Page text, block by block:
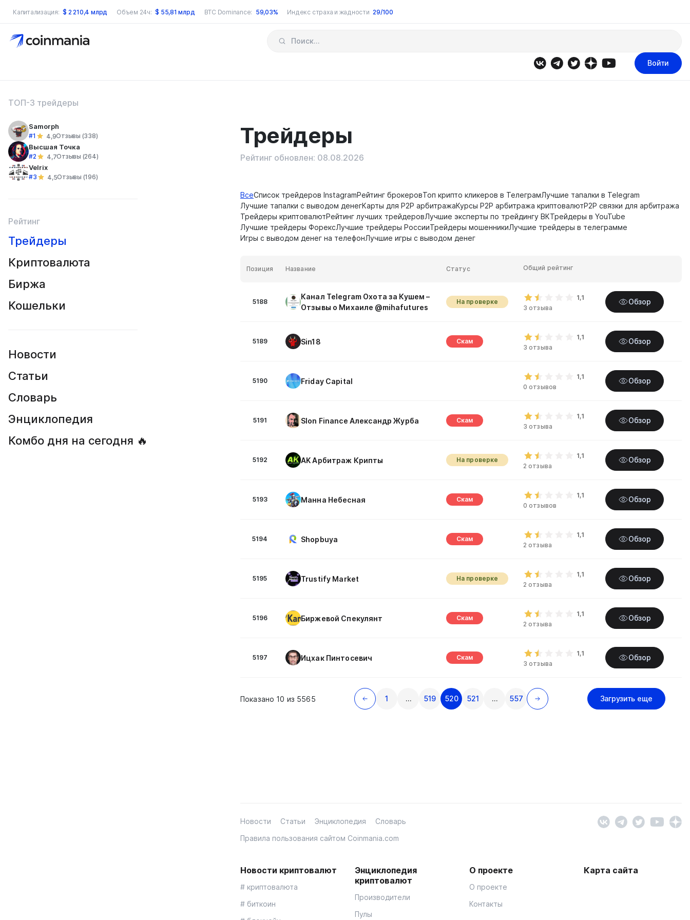
Капитализация: $ 2 210,4 млрд Объем 24ч: $ 55,81 млрд BTC Dominance: 59,03% Индекс страха и жадности 29/100
по сайту
Войти
ТОП-3 трейдеры
Samorph
#1 4,9Отзывы (338)
Высшая Точка
#2 4,7Отзывы (264)
Velrix
#3 4,5Отзывы (196)
Рейтинг
Трейдеры
Криптовалюта
Биржа
Кошельки
Новости
Статьи
Словарь
Энциклопедия
Комбо дня на сегодня 🔥
Трейдеры
Рейтинг обновлен: 08.08.2026
ВсеСписок трейдеров InstagramРейтинг брокеровТоп крипто кликеров в ТелеграмЛучшие тапалки в Telegram
Лучшие тапалки с выводом денегКарты для P2P арбитражаКурсы P2P арбитража криптовалютP2P связки для арбитража
Трейдеры криптовалютРейтинг лучших трейдеровЛучшие эксперты по трейдингу ВКТрейдеры в YouTube
Лучшие трейдеры ФорексЛучшие трейдеры РоссииТрейдеры мошенникиЛучшие трейдеры в телеграмме
Игры с выводом денег на телефонЛучшие игры с выводом денег
Позиция Название Статус Общий рейтинг
5188
Канал Telegram Охота за Кушем –
Отзывы о Михаиле @mihafutures
На проверке
1,1
3 отзыва
Обзор
5189 Sin18 Скам
1,1
3 отзыва
Обзор
5190 Friday Capital
1,1
0 отзывов
Обзор
5191 Slon Finance Александр Журба Скам
1,1
3 отзыва
Обзор
5192 AK Арбитраж Крипты На проверке
1,1
2 отзыва
Обзор
5193 Манна Небесная Скам
1,1
0 отзывов
Обзор
5194 Shopbuya Скам
1,1
2 отзыва
Обзор
5195 Trustify Market На проверке
1,1
2 отзыва
Обзор
5196 Биржевой Спекулянт Скам
1,1
2 отзыва
Обзор
5197 Ицхак Пинтосевич Скам
1,1
3 отзыва
Обзор
Показано 10 из 5565 1 … 519 520 521 … 557 Загрузить еще
Новости Статьи Энциклопедия
Словарь
Правила пользования сайтом Coinmania.com
Новости криптовалют
# криптовалюта
# биткоин
Энциклопедия
криптовалют
Производители
Пулы
О проекте
О проекте
Контакты
Карта сайта